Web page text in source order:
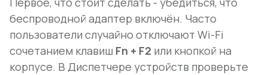
беспроводной адаптер включён. Часто
пользователи случайно отключают Wi-Fi
сочетанием клавиш Fn + F2 или кнопкой на
корпусе. В Диспетчере устройств проверьте